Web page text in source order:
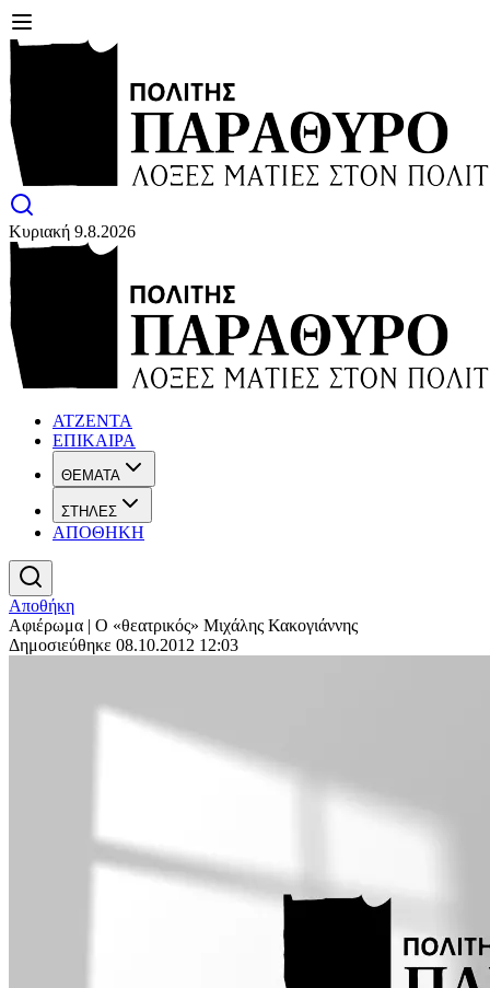
Κυριακή 9.8.2026
ΑΤΖΕΝΤΑ
ΕΠΙΚΑΙΡΑ
ΘΕΜΑΤΑ
ΣΤΗΛΕΣ
ΑΠΟΘΗΚΗ
Αποθήκη
Αφιέρωμα | Ο «θεατρικός» Μιχάλης Κακογιάννης
Δημοσιεύθηκε 08.10.2012 12:03